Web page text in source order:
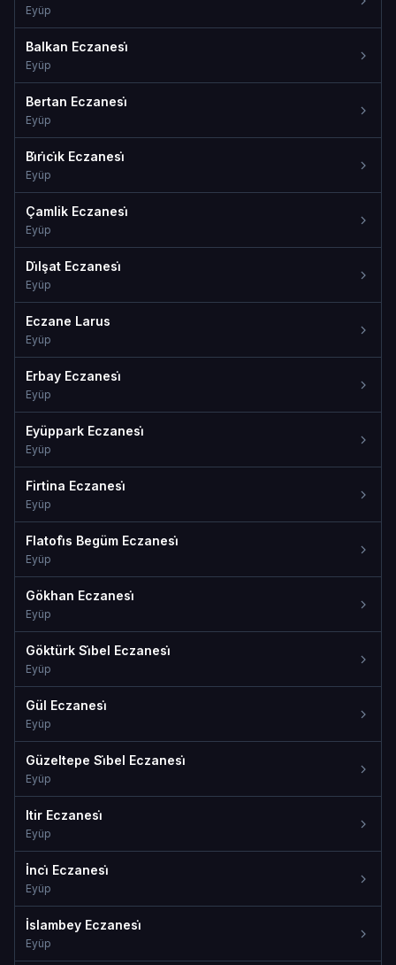
Eyüp
Balkan Eczanesi̇
Eyüp
Bertan Eczanesi̇
Eyüp
Bi̇ri̇ci̇k Eczanesi̇
Eyüp
Çamlik Eczanesi̇
Eyüp
Di̇lşat Eczanesi̇
Eyüp
Eczane Larus
Eyüp
Erbay Eczanesi̇
Eyüp
Eyüppark Eczanesi̇
Eyüp
Firtina Eczanesi̇
Eyüp
Flatofi̇s Begüm Eczanesi̇
Eyüp
Gökhan Eczanesi̇
Eyüp
Göktürk Si̇bel Eczanesi̇
Eyüp
Gül Eczanesi̇
Eyüp
Güzeltepe Si̇bel Eczanesi̇
Eyüp
Itir Eczanesi̇
Eyüp
İnci̇ Eczanesi̇
Eyüp
İslambey Eczanesi̇
Eyüp